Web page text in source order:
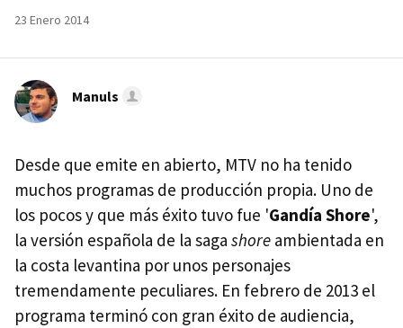
23 Enero 2014
Manuls
Desde que emite en abierto, MTV no ha tenido
muchos programas de producción propia. Uno de
los pocos y que más éxito tuvo fue 'Gandía Shore',
la versión española de la saga shore ambientada en
la costa levantina por unos personajes
tremendamente peculiares. En febrero de 2013 el
programa terminó con gran éxito de audiencia,